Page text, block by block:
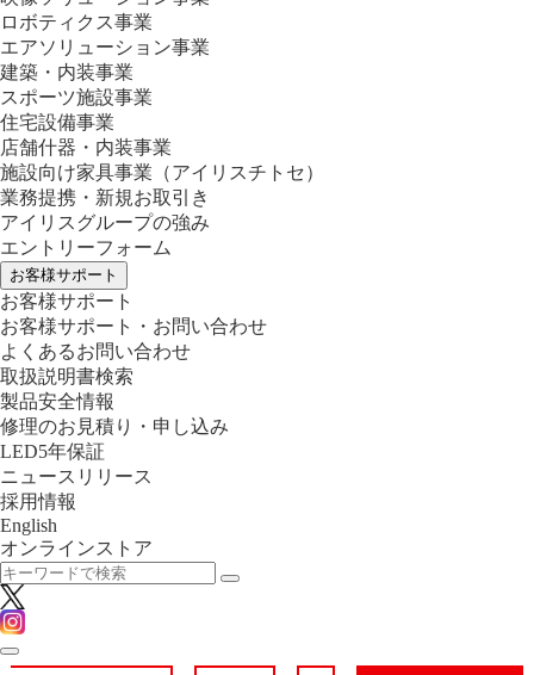
ロボティクス事業
エアソリューション事業
建築・内装事業
スポーツ施設事業
住宅設備事業
店舗什器・内装事業
施設向け家具事業 （アイリスチトセ）
業務提携・新規お取引き
アイリスグループの強み
エントリーフォーム
お客様サポート
お客様サポート
お客様サポート・お問い合わせ
よくあるお問い合わせ
取扱説明書検索
製品安全情報
修理のお見積り・申し込み
LED5年保証
ニュースリリース
採用情報
English
オンラインストア